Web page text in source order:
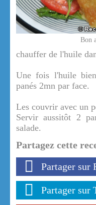
Bon
chauffer de l'huile
Une fois l'huile
panés 2mn par face.
Les couvrir avec un
Servir aussitôt 2
salade.
Partagez cette
Partager sur
Partager sur